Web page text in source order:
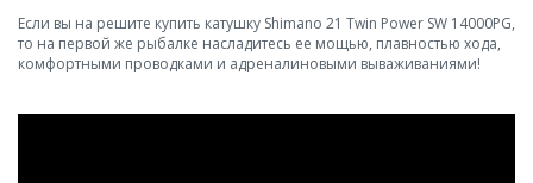
Если вы на решите купить катушку Shimano 21 Twin Power SW 14000PG,
то на первой же рыбалке насладитесь ее мощью, плавностью хода,
комфортными проводками и адреналиновыми вываживаниями!